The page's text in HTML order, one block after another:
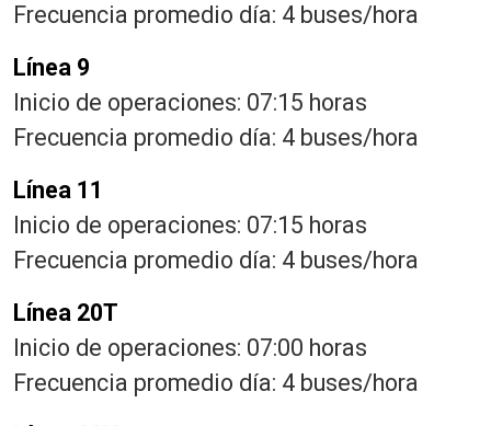
Frecuencia promedio día: 4 buses/hora
Línea 9
Inicio de operaciones: 07:15 horas
Frecuencia promedio día: 4 buses/hora
Línea 11
Inicio de operaciones: 07:15 horas
Frecuencia promedio día: 4 buses/hora
Línea 20T
Inicio de operaciones: 07:00 horas
Frecuencia promedio día: 4 buses/hora